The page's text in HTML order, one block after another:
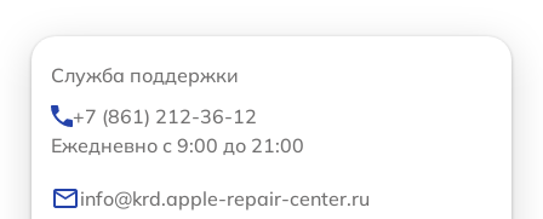
Служба поддержки
+7 (861) 212-36-12
Ежедневно с 9:00 до 21:00
info@krd.apple-repair-center.ru